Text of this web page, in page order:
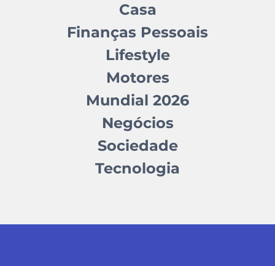
Casa
Finanças Pessoais
Lifestyle
Motores
Mundial 2026
Negócios
Sociedade
Tecnologia